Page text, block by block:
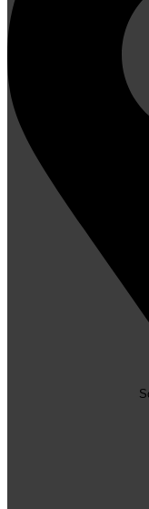
EVS CUP um
EVS CUP um
SV Breinig